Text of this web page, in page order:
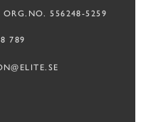
ORG.NO. 556248-5259
789